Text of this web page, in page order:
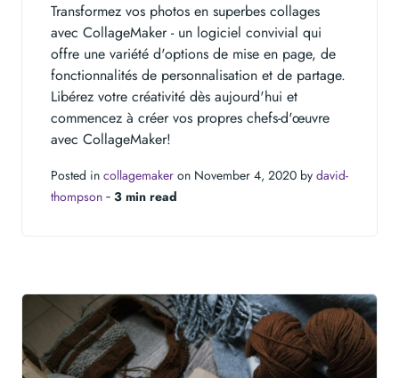
Transformez vos photos en superbes collages
avec CollageMaker - un logiciel convivial qui
offre une variété d'options de mise en page, de
fonctionnalités de personnalisation et de partage.
Libérez votre créativité dès aujourd'hui et
commencez à créer vos propres chefs-d'œuvre
avec CollageMaker!
Posted in collagemaker on November 4, 2020 by david-
thompson ‐ 3 min read